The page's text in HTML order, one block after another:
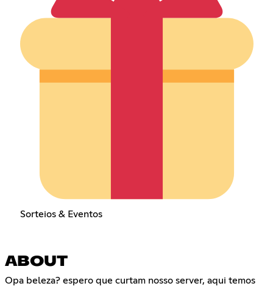
Sorteios & Eventos
ABOUT
Opa beleza? espero que curtam nosso server, aqui temos